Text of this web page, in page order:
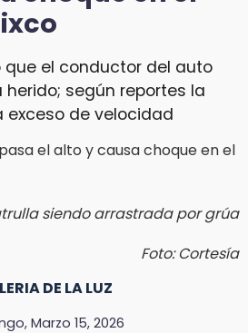
que el conductor del auto
según reportes la
de velocidad
siendo arrastrada por grúa
Foto: Cortesía
DE LA LUZ
Marzo 15, 2026